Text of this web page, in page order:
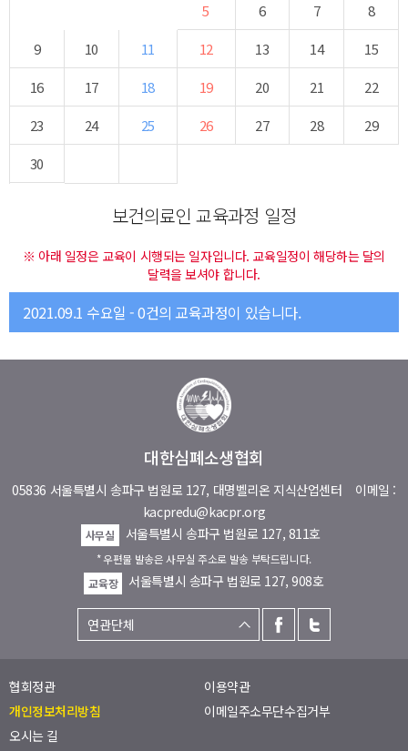
5
6 7
8
9
10 11 12 13 14
15
16
17 18 19 20 21
22
23
24 25 26 27 28
29
30
보건의료인 교육과정 일정
※ 아래 일정은 교육이 시행되는 일자입니다. 교육일정이 해당하는 달의
달력을 보셔야 합니다.
2021.09.1 수요일 - 0건의 교육과정이 있습니다.
대한심폐소생협회
05836 서울특별시 송파구 법원로 127, 대명벨리온 지식산업센터 이메일 :
kacpredu@kacpr.org
사무실 서울특별시 송파구 법원로 127, 811호
* 우편물 발송은 사무실 주소로 발송 부탁드립니다.
교육장
서울특별시 송파구 법원로 127, 908호
협회정관
이용약관
개인정보처리방침
이메일주소무단수집거부
오시는 길